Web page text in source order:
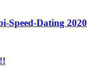
Speed-Dating 2020